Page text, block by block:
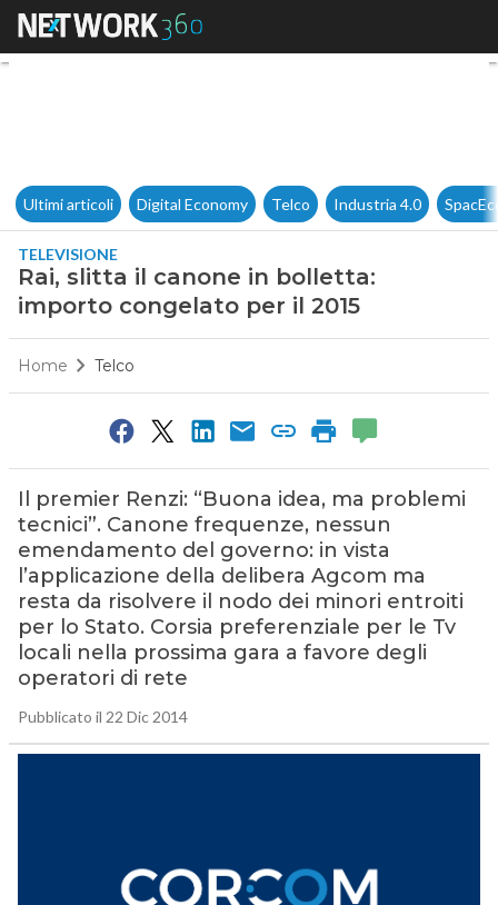
Rai, slitta il canone in
Ultimi articoli Digital Economy Telco Industria 4.0
TELEVISIONE
Rai, slitta il canone in bolletta:
importo congelato per il 2015
Home Telco
Il premier Renzi: “Buona idea, ma problemi
tecnici”. Canone frequenze, nessun
emendamento del governo: in vista
l’applicazione della delibera Agcom ma
resta da risolvere il nodo dei minori entroiti
per lo Stato. Corsia preferenziale per le Tv
locali nella prossima gara a favore degli
operatori di rete
Pubblicato il 22 Dic 2014